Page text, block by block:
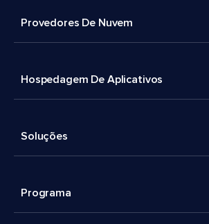
Provedores De Nuvem
Hospedagem De Aplicativos
Soluções
Programa